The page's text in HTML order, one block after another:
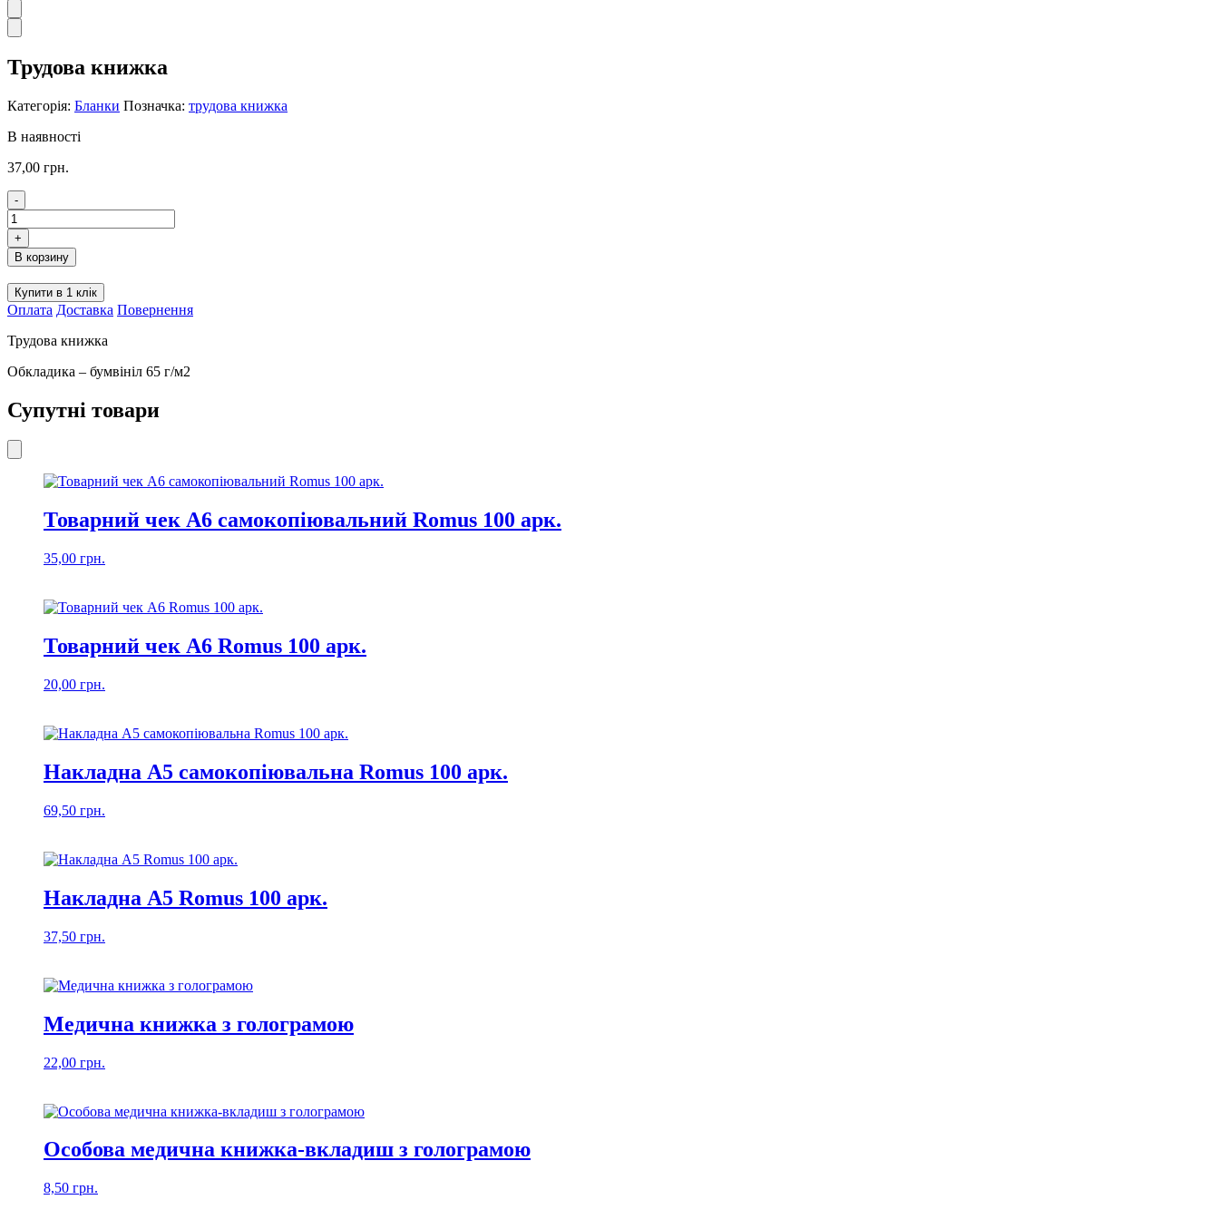
Трудова книжка
Категорія: Бланки Позначка: трудова книжка
В наявності
37,00 грн.
-
Трудова
книжка
кількість
+
В корзину
Купити в 1 клік
Оплата Доставка Повернення
Трудова книжка
Обкладика – бумвініл 65 г/м2
Супутні товари
Товарний чек А6 самокопіювальний Romus 100 арк.
35,00 грн.
Товарний чек А6 Romus 100 арк.
20,00 грн.
Накладна А5 самокопіювальна Romus 100 арк.
69,50 грн.
Накладна А5 Romus 100 арк.
37,50 грн.
Медична книжка з голограмою
22,00 грн.
Особова медична книжка-вкладиш з голограмою
8,50 грн.